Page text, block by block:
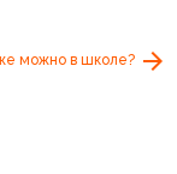
можно в школе?